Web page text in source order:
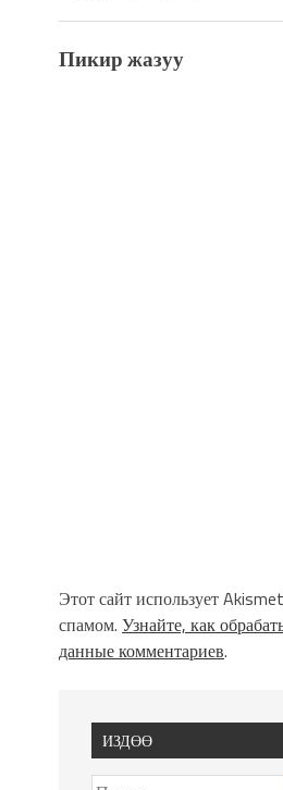
Пикир жазуу
Этот сайт использует
спамом. Узнайте, как
данные комментариев.
ИЗДӨӨ